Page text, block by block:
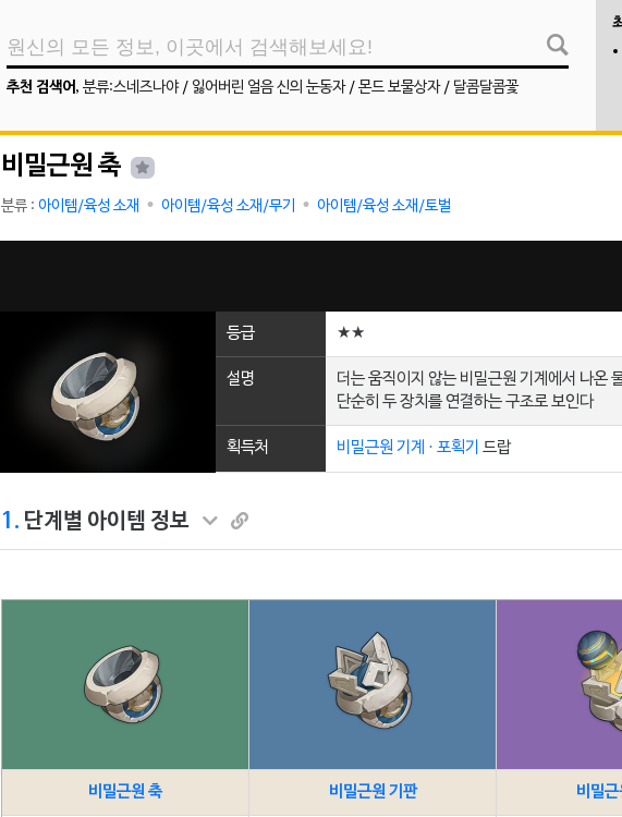
추천 검색어 , 분류:스네즈나야/ 잃어버린 얼음 신의 눈동자/ 몬드 보물상자/ 달콤달콤꽃
비밀근원 축
분류 : 아이템/육성 소재 아이템/육성 소재/무기 아이템/육성 소재/토벌
등급 ★★
설명
더는 움직이지 않는 비밀근원 기계에서 나온
단순히 두 장치를 연결하는 구조로 보인다
획득처 비밀근원 기계 · 포획기 드랍
1. 단계별 아이템 정보
비밀근원 축 비밀근원 기판 비밀근